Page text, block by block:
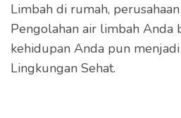
Limbah di rumah,
Pengolahan air limbah Anda
kehidupan Anda pun
Lingkungan Sehat.